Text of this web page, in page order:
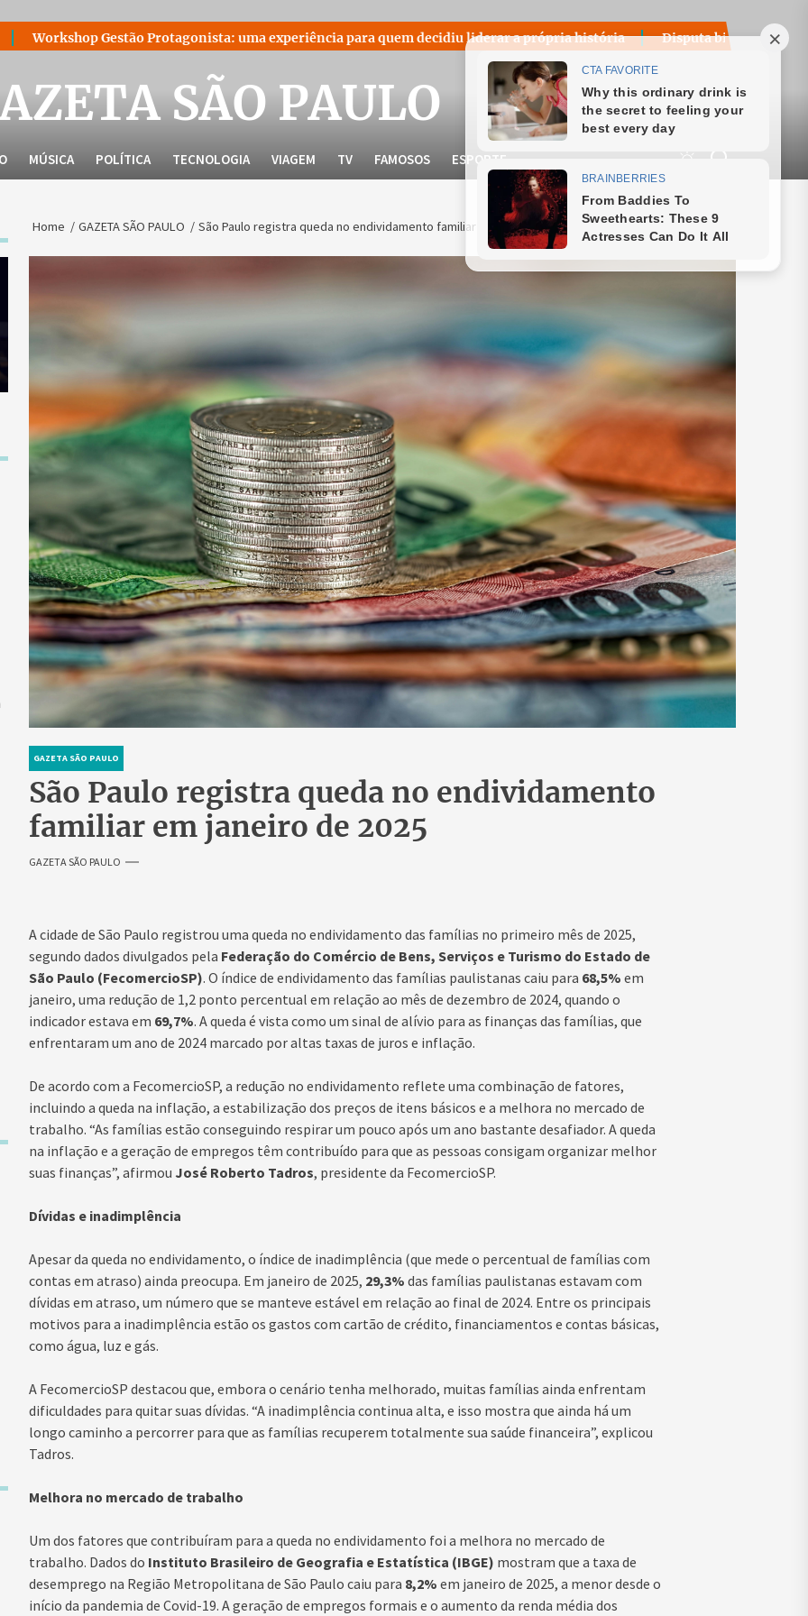
Protagonista: uma experiência para quem decidiu liderar a própria história Disputa bilionária sobre royalties do
SÃO PAULO
MÚSICA POLÍTICA TECNOLOGIA VIAGEM TV FAMOSOS ESPORTE
Home GAZETA SÃO PAULO São Paulo registra queda no endividamento familiar em janeiro de 2025
GAZETA SÃO PAULO
São Paulo registra queda no endividamento
familiar em janeiro de 2025
GAZETA SÃO PAULO
A cidade de São Paulo registrou uma queda no endividamento das famílias no primeiro mês de 2025,
segundo dados divulgados pela Federação do Comércio de Bens, Serviços e Turismo do Estado de
São Paulo (FecomercioSP). O índice de endividamento das famílias paulistanas caiu para 68,5% em
janeiro, uma redução de 1,2 ponto percentual em relação ao mês de dezembro de 2024, quando o
indicador estava em 69,7%. A queda é vista como um sinal de alívio para as finanças das famílias, que
enfrentaram um ano de 2024 marcado por altas taxas de juros e inflação.
De acordo com a FecomercioSP, a redução no endividamento reflete uma combinação de fatores,
incluindo a queda na inflação, a estabilização dos preços de itens básicos e a melhora no mercado de
trabalho. “As famílias estão conseguindo respirar um pouco após um ano bastante desafiador. A queda
na inflação e a geração de empregos têm contribuído para que as pessoas consigam organizar melhor
suas finanças”, afirmou José Roberto Tadros, presidente da FecomercioSP.
Dívidas e inadimplência
Apesar da queda no endividamento, o índice de inadimplência (que mede o percentual de famílias com
contas em atraso) ainda preocupa. Em janeiro de 2025, 29,3% das famílias paulistanas estavam com
dívidas em atraso, um número que se manteve estável em relação ao final de 2024. Entre os principais
motivos para a inadimplência estão os gastos com cartão de crédito, financiamentos e contas básicas,
como água, luz e gás.
A FecomercioSP destacou que, embora o cenário tenha melhorado, muitas famílias ainda enfrentam
dificuldades para quitar suas dívidas. “A inadimplência continua alta, e isso mostra que ainda há um
longo caminho a percorrer para que as famílias recuperem totalmente sua saúde financeira”, explicou
Tadros.
Melhora no mercado de trabalho
Um dos fatores que contribuíram para a queda no endividamento foi a melhora no mercado de
trabalho. Dados do Instituto Brasileiro de Geografia e Estatística (IBGE) mostram que a taxa de
desemprego na Região Metropolitana de São Paulo caiu para 8,2% em janeiro de 2025, a menor desde o
início da pandemia de Covid-19. A geração de empregos formais e o aumento da renda média dos